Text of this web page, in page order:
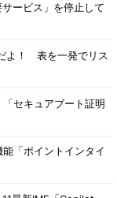
ービス」を停止して
よ！ 表を一発でリス
セキュアブート証明
「ポイントインタイ